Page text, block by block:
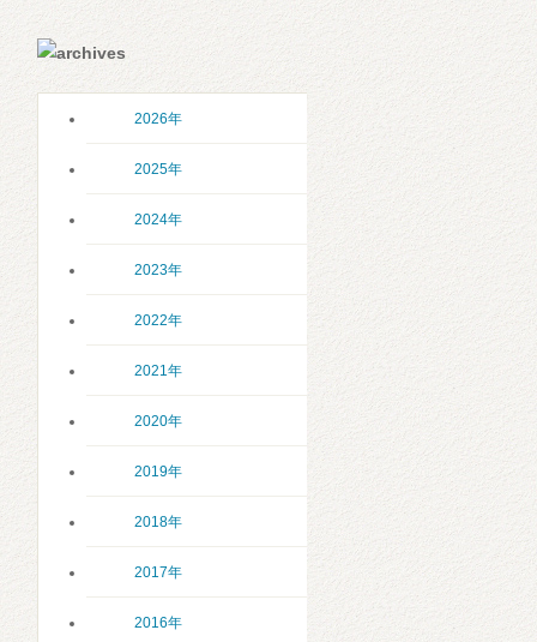
2026年
2025年
2024年
2023年
2022年
2021年
2020年
2019年
2018年
2017年
2016年